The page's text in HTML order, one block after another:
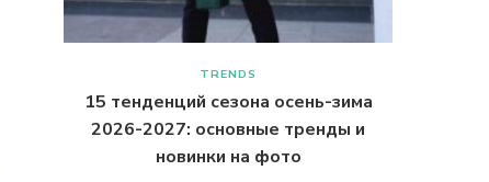
TRENDS
15 тенденций сезона осень-зима
2026-2027: основные тренды и
новинки на фото